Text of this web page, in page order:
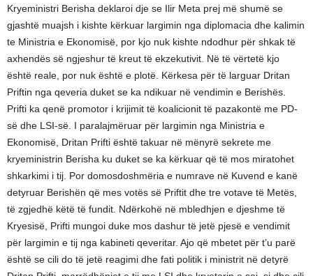
Kryeministri Berisha deklaroi dje se Ilir Meta prej më shumë se
gjashtë muajsh i kishte kërkuar largimin nga diplomacia dhe kalimin
te Ministria e Ekonomisë, por kjo nuk kishte ndodhur për shkak të
axhendës së ngjeshur të kreut të ekzekutivit. Në të vërtetë kjo
është reale, por nuk është e plotë. Kërkesa për të larguar Dritan
Priftin nga qeveria duket se ka ndikuar në vendimin e Berishës.
Prifti ka qenë promotor i krijimit të koalicionit të pazakontë me PD-
së dhe LSI-së. I paralajmëruar për largimin nga Ministria e
Ekonomisë, Dritan Prifti është takuar në mënyrë sekrete me
kryeministrin Berisha ku duket se ka kërkuar që të mos miratohet
shkarkimi i tij. Por domosdoshmëria e numrave në Kuvend e kanë
detyruar Berishën që mes votës së Priftit dhe tre votave të Metës,
të zgjedhë këtë të fundit. Ndërkohë në mbledhjen e djeshme të
Kryesisë, Prifti mungoi duke mos dashur të jetë pjesë e vendimit
për largimin e tij nga kabineti qeveritar. Ajo që mbetet për t’u parë
është se cili do të jetë reagimi dhe fati politik i ministrit në detyrë